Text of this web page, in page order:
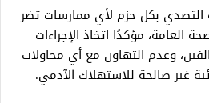
بكل حزم لأي ممارسات تضر
العامة، مؤكدًا اتخاذ الإجراءات
وعدم التهاون مع أي محاولات
غير صالحة للاستهلاك الآدمي.